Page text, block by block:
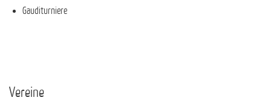
Gauditurniere
Vereine